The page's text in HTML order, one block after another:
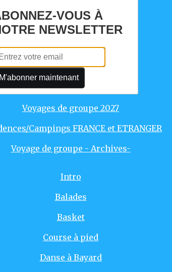
Intro
Voyages individuels
Voyages de groupe 2025
Voyages de groupe 2026
Voyages de groupe 2027
Campings FRANCE et ETRANGER
Voyage de groupe - Archives-
Intro
Balades
Basket
Course à pied
Danse à Bayard
VOUS À
NEWSLETTER
M'abonner maintenant